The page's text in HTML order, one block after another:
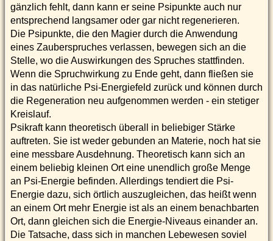
gänzlich fehlt, dann kann er seine Psipunkte auch nur
entsprechend langsamer oder gar nicht regenerieren.
Die Psipunkte, die den Magier durch die Anwendung
eines Zauberspruches verlassen, bewegen sich an die
Stelle, wo die Auswirkungen des Spruches stattfinden.
Wenn die Spruchwirkung zu Ende geht, dann fließen sie
in das natürliche Psi-Energiefeld zurück und können durch
die Regeneration neu aufgenommen werden - ein stetiger
Kreislauf.
Psikraft kann theoretisch überall in beliebiger Stärke
auftreten. Sie ist weder gebunden an Materie, noch hat sie
eine messbare Ausdehnung. Theoretisch kann sich an
einem beliebig kleinen Ort eine unendlich große Menge
an Psi-Energie befinden. Allerdings tendiert die Psi-
Energie dazu, sich örtlich auszugleichen, das heißt wenn
an einem Ort mehr Energie ist als an einem benachbarten
Ort, dann gleichen sich die Energie-Niveaus einander an.
Die Tatsache, dass sich in manchen Lebewesen soviel